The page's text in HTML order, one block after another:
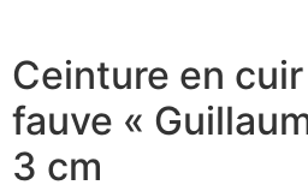
Ceinture en
fauve «
3 cm